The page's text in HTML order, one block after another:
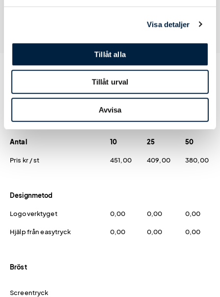
Visa detaljer
Tillåt alla
Tillåt urval
Avvisa
Prislista
Antal 10 25 50
Pris kr / st 451,00 409,00 380,00
Designmetod
Logoverktyget 0,00 0,00 0,00
Hjälp från easytryck 0,00 0,00 0,00
Bröst
Screentryck